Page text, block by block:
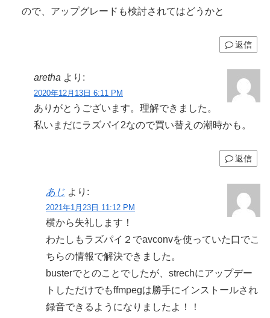
ので、アップグレードも検討されてはどうかと
返信
aretha より:
2020年12月13日 6:11 PM
ありがとうございます。理解できました。
私いまだにラズパイ2なので買い替えの潮時かも。
返信
あじ より:
2021年1月23日 11:12 PM
横から失礼します！
わたしもラズパイ２でavconvを使っていた口でこ
ちらの情報で解決できました。
busterでとのことでしたが、strechにアップデー
トしただけでもffmpegは勝手にインストールされ
録音できるようになりましたよ！！